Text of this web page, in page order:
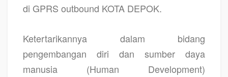
di GPRS outbound KOTA DEPOK.
Ketertarikannya dalam bidang
pengembangan diri dan sumber daya
manusia (Human Development)